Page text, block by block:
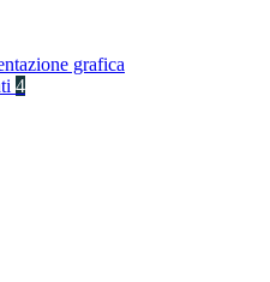
grafica
4